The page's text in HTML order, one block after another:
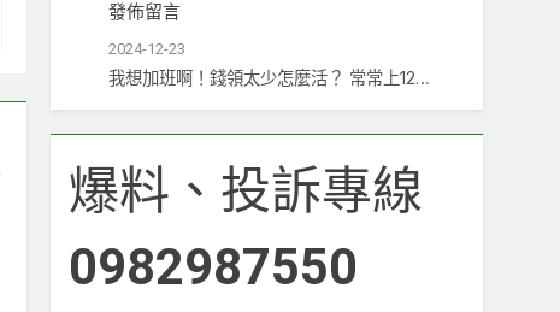
發佈留言
2024-12-23
我想加班啊！錢領太少怎麼活？ 常常上12…
爆料、投訴專線
0982987550